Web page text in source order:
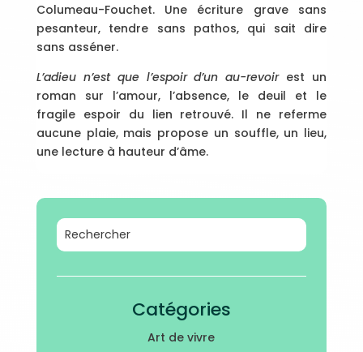
Columeau-Fouchet. Une écriture grave sans
pesanteur, tendre sans pathos, qui sait dire
sans asséner.
L’adieu n’est que l’espoir d’un au-revoirest un
roman sur l’amour, l’absence, le deuil et le
fragile espoir du lien retrouvé. Il ne referme
aucune plaie, mais propose un souffle, un lieu,
une lecture à hauteur d’âme.
Catégories
Art de vivre